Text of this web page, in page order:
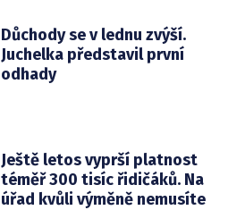
Důchody se v lednu zvýší.
Juchelka představil první
odhady
Ještě letos vyprší platnost
téměř 300 tisíc řidičáků. Na
úřad kvůli výměně nemusíte